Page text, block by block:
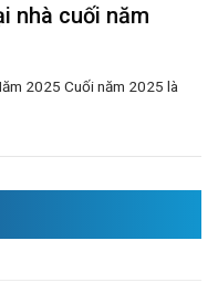
nhà cuối năm
2025 Cuối năm 2025 là